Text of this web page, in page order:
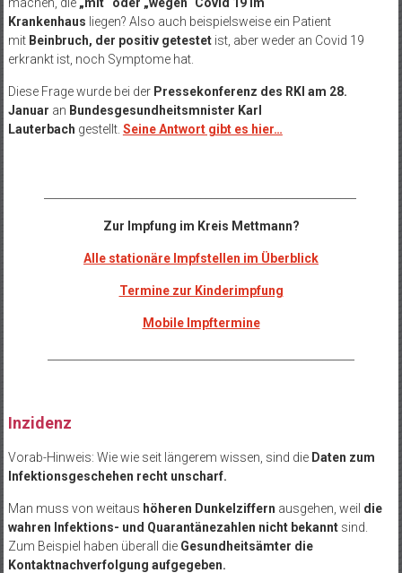
Krankenhaus liegen? Also auch beispielsweise ein Patient
mit Beinbruch, der positiv getestetist, aber weder an Covid 19
erkrankt ist, noch Symptome hat.
Diese Frage wurde bei der Pressekonferenz des RKI am 28.
Januar an Bundesgesundheitsmnister Karl
Lauterbach gestellt. Seine Antwort gibt es hier…
Zur Impfung im Kreis Mettmann?
Alle stationäre Impfstellen im Überblick
Termine zur Kinderimpfung
Mobile Impftermine
Inzidenz
Vorab-Hinweis: Wie wie seit längerem wissen, sind die Daten zum
Infektionsgeschehen recht unscharf.
Man muss von weitaus höheren Dunkelziffern ausgehen, weil die
wahren Infektions- und Quarantänezahlen nicht bekannt sind.
Zum Beispiel haben überall die Gesundheitsämter die
Kontaktnachverfolgung aufgegeben.